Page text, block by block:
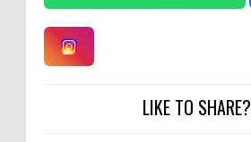
LIKE TO SHARE?